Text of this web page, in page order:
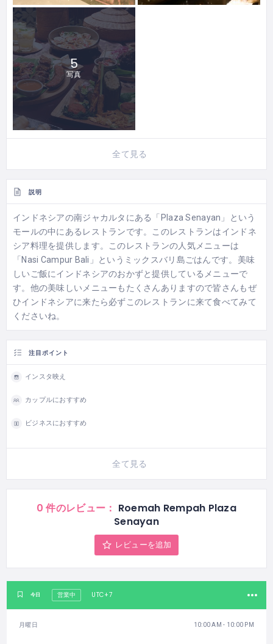
5
写真
全て見る
説明
インドネシアの南ジャカルタにある「Plaza Senayan」という
モールの中にあるレストランです。このレストランはインドネ
シア料理を提供します。このレストランの人気メニューは
「Nasi Campur Bali」というミックスバリ島ごはんです。美味
しいご飯にインドネシアのおかずと提供しているメニューで
す。他の美味しいメニューもたくさんありますので皆さんもぜ
ひインドネシアに来たら必ずこのレストランに来て食べてみて
くださいね。
注目ポイント
インスタ映え
カップルにおすすめ
ビジネスにおすすめ
全て見る
0 件のレビュー： Roemah Rempah Plaza
Senayan
レビューを追加
今日 営業中 UTC+7
月曜日 10:00 AM - 10:00 PM